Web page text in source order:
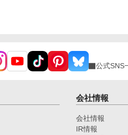
公式SNS
会社情報
会社情報
IR情報